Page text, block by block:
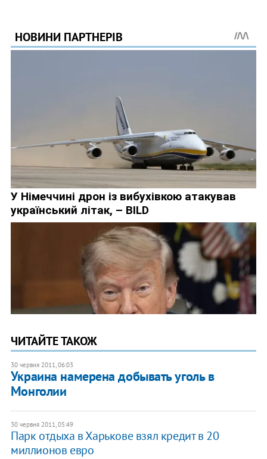
ЧИТАЙТЕ ТАКОЖ
30 червня 2011, 06:03
​Украина намерена добывать уголь в
Монголии
30 червня 2011, 05:49
Парк отдыха в Харькове взял кредит в 20
миллионов евро